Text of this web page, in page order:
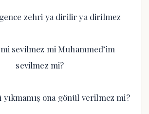
zehri ya dirilir ya dirilmez
sevilmez mi Muhammed’im
sevilmez mi?
ona gönül verilmez mi?